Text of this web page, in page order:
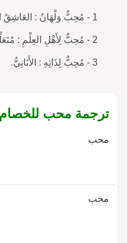
1 - مُحِبٌّ وَلْهَانُ : العَاشِقُ الْمُتَيَّمُ.
2 - مُحِبٌّ لِأَهْلِ العِلْمِ : مُتَعَلِّقٌ بِحُبٍّ وَتَفَانٍ.
3 - مُحِبٌّ لِذَاتِهِ : الأَنَانِيُّ.
ترجمة محب للخصام
محب
محب